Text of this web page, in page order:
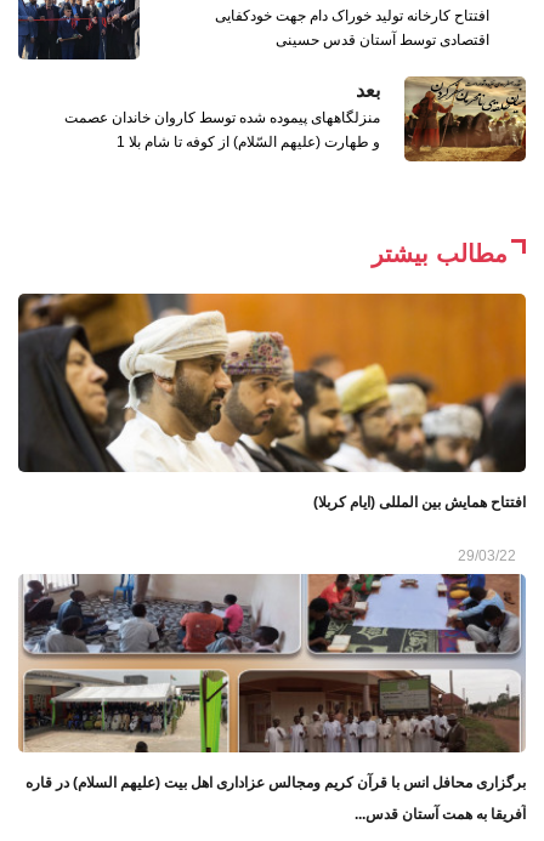
افتتاح کارخانه تولید خوراک دام جهت خودکفایی
اقتصادی توسط آستان قدس حسینی
بعد
منزلگاههای پیموده شده توسط کاروان خاندان عصمت
و طهارت (علیهم السّلام) از کوفه تا شام بلا 1
مطالب بیشتر
افتتاح همایش بین المللی (ایام کربلا)
29/03/22
برگزاری محافل انس با قرآن کریم ومجالس عزاداری اهل بیت (علیهم السلام) در قاره
آفریقا به همت آستان قدس...